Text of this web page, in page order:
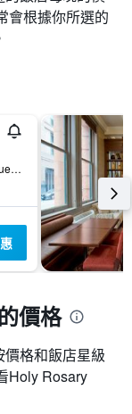
會根據你所選的
511 South Central Avenue, 巴爾的摩, MD, 美國
價格
格和飯店星級
Holy Rosary